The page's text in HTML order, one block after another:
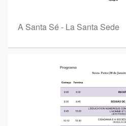
A Santa Sé - La Santa Sede